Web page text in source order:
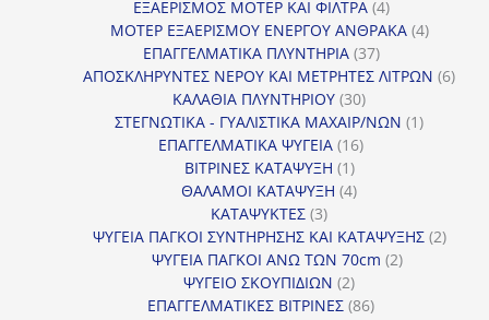
προϊόν
ΕΞΑΕΡΙΣΜΟΣ ΜΟΤΕΡ ΚΑΙ ΦΙΛΤΡΑ 44
προϊόντα
ΜΟΤΕΡ ΕΞΑΕΡΙΣΜΟΥ ΕΝΕΡΓΟΥ ΑΝΘΡΑΚΑ 44
ΕΠΑΓΓΕΛΜΑΤΙΚΑ ΠΛΥΝΤΗΡΙΑ 3737
προϊόντα
ΑΠΟΣΚΛΗΡΥΝΤΕΣ ΝΕΡΟΥ ΚΑΙ ΜΕΤΡΗΤΕΣ ΛΙΤΡΩΝ 66
ΚΑΛΑΘΙΑ ΠΛΥΝΤΗΡΙΟΥ 3030
προϊόντα
ΣΤΕΓΝΩΤΙΚΑ - ΓΥΑΛΙΣΤΙΚΑ ΜΑΧΑΙΡ/ΝΩΝ 11
ΕΠΑΓΓΕΛΜΑΤΙΚΑ ΨΥΓΕΙΑ 1616
ΒΙΤΡΙΝΕΣ ΚΑΤΑΨΥΞΗ 11
προϊόν
ΘΑΛΑΜΟΙ ΚΑΤΑΨΥΞΗ 44
ΚΑΤΑΨΥΚΤΕΣ 33
προϊόντα
ΨΥΓΕΙΑ ΠΑΓΚΟΙ ΣΥΝΤΗΡΗΣΗΣ ΚΑΙ ΚΑΤΑΨΥΞΗΣ 22
ΨΥΓΕΙΑ ΠΑΓΚΟΙ ΑΝΩ ΤΩΝ 70cm 22
ΨΥΓΕΙΟ ΣΚΟΥΠΙΔΙΩΝ 22
προϊόντα
ΕΠΑΓΓΕΛΜΑΤΙΚΕΣ ΒΙΤΡΙΝΕΣ 8686